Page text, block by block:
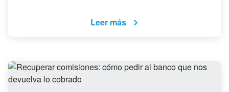
Leer más